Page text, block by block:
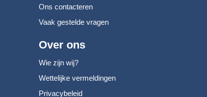
Ons contacteren
Vaak gestelde vragen
Over ons
Wie zijn wij?
Wettelijke vermeldingen
Privacybeleid